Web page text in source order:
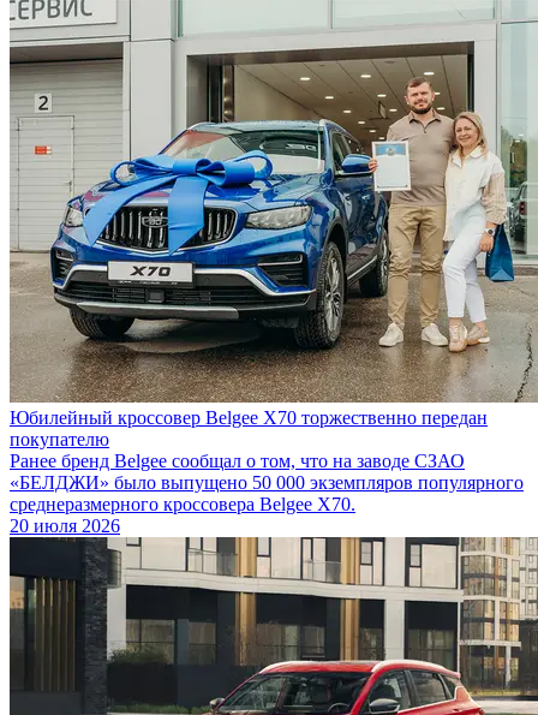
Юбилейный кроссовер Belgee X70 торжественно передан
покупателю
Ранее бренд Belgee сообщал о том, что на заводе СЗАО
«БЕЛДЖИ» было выпущено 50 000 экземпляров популярного
среднеразмерного кроссовера Belgee X70.
20 июля 2026